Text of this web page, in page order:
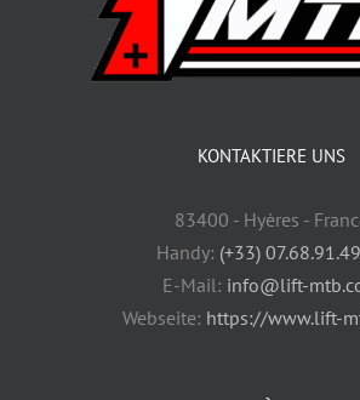
KONTAKTIERE UNS
83400 - Hyères -
Handy: (+33)
E-Mail: info@lift-
Webseite: https://www.lift-